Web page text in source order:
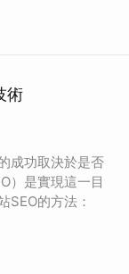
術
成功取決於是否
）是實現這一目
SEO的方法：